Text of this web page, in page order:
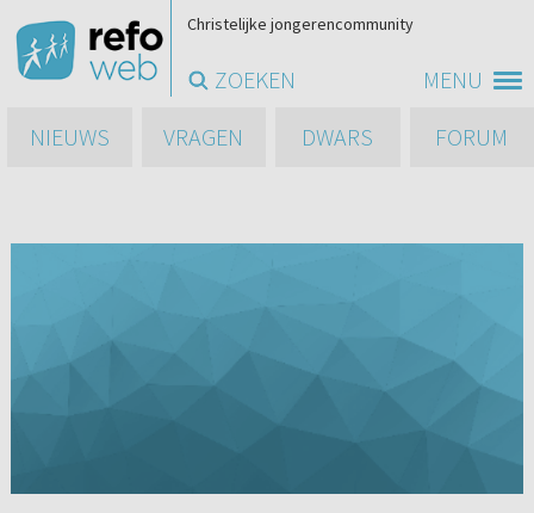
MENU
Christelijke jongerencommunity
ZOEKEN
NIEUWS
VRAGEN DWARS FORUM